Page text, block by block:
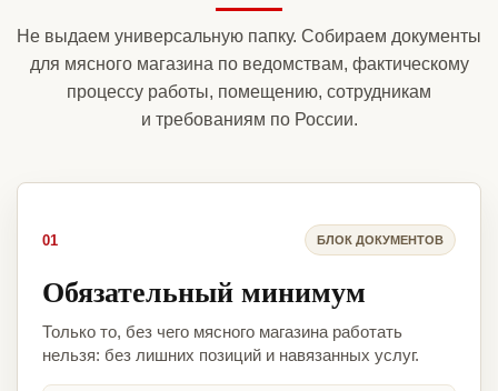
Не выдаем универсальную папку. Собираем документы
для мясного магазина по ведомствам, фактическому
процессу работы, помещению, сотрудникам
и требованиям по России.
01 БЛОК ДОКУМЕНТОВ
Обязательный минимум
Только то, без чего мясного магазина работать
нельзя: без лишних позиций и навязанных услуг.